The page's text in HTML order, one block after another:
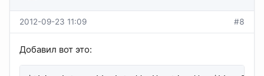
2012-09-23 11:09 #8
Добавил вот это: